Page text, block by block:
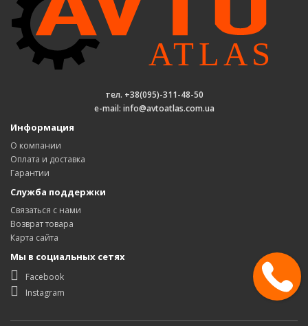
тел. +38(095)-311-48-50
e-mail: info@avtoatlas.com.ua
Информация
О компании
Оплата и доставка
Гарантии
Служба поддержки
Связаться с нами
Возврат товара
Карта сайта
Мы в социальных сетях
Facebook
Instagram